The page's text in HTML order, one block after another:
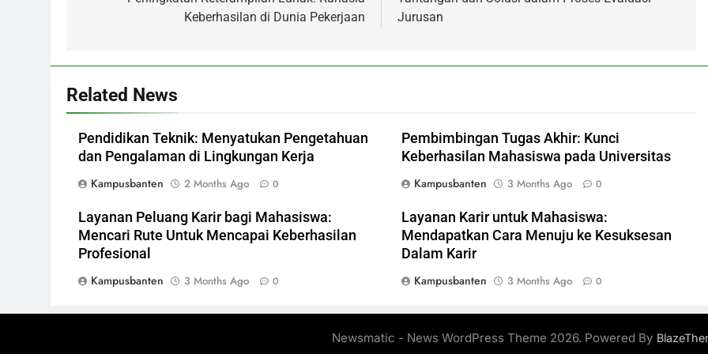
Keberhasilan di Dunia Pekerjaan
Jurusan
Related News
Pendidikan Teknik: Menyatukan Pengetahuan
dan Pengalaman di Lingkungan Kerja
Kampusbanten
2 Months Ago 0
Pembimbingan Tugas Akhir: Kunci
Keberhasilan Mahasiswa pada Universitas
Kampusbanten
3 Months Ago 0
Layanan Peluang Karir bagi Mahasiswa:
Mencari Rute Untuk Mencapai Keberhasilan
Profesional
Kampusbanten
3 Months Ago 0
Layanan Karir untuk Mahasiswa:
Mendapatkan Cara Menuju ke Kesuksesan
Dalam Karir
Kampusbanten
3 Months Ago 0
Newsmatic - News WordPress Theme 2026. Powered By